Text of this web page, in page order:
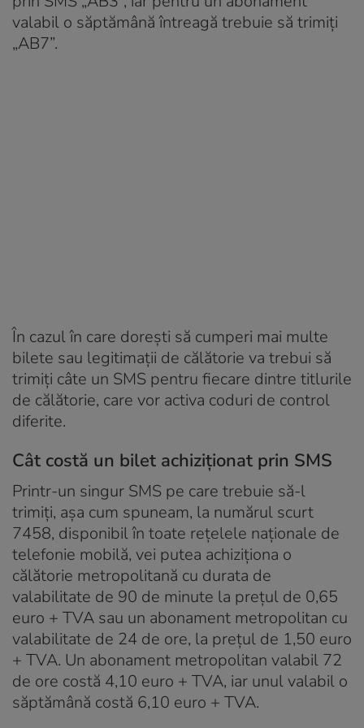
valabil o săptămână întreagă trebuie să trimiți
„AB7”.
În cazul în care dorești să cumperi mai multe
bilete sau legitimații de călătorie va trebui să
trimiți câte un SMS pentru fiecare dintre titlurile
de călătorie, care vor activa coduri de control
diferite.
Cât costă un bilet achiziţionat prin SMS
Printr-un singur SMS pe care trebuie să-l
trimiți, așa cum spuneam, la numărul scurt
7458, disponibil în toate rețelele naționale de
telefonie mobilă, vei putea achiziţiona o
călătorie metropolitană cu durata de
valabilitate de 90 de minute la prețul de 0,65
euro + TVA sau un abonament metropolitan cu
valabilitate de 24 de ore, la prețul de 1,50 euro
+ TVA. Un abonament metropolitan valabil 72
de ore costă 4,10 euro + TVA, iar unul valabil o
săptămână costă 6,10 euro + TVA.